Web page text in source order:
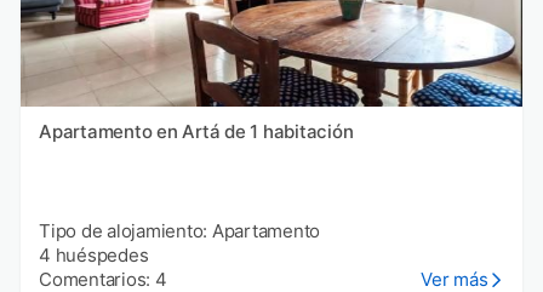
Apartamento en Artá de 1 habitación
Tipo de alojamiento: Apartamento
4 huéspedes
Comentarios: 4
Ver más